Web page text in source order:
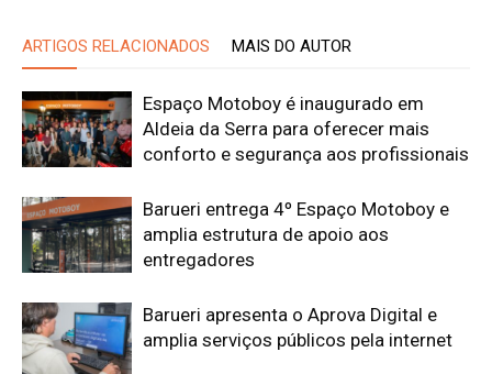
ARTIGOS RELACIONADOS MAIS DO AUTOR
Espaço Motoboy é inaugurado em
Aldeia da Serra para oferecer mais
conforto e segurança aos profissionais
Barueri entrega 4º Espaço Motoboy e
amplia estrutura de apoio aos
entregadores
Barueri apresenta o Aprova Digital e
amplia serviços públicos pela internet